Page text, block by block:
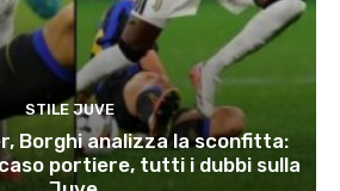
STILE JUVE
Borghi analizza la sconfitta:
portiere, tutti i dubbi sulla